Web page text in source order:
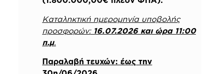
Καταληκτική ημερομηνία υποβολής
προσφορών:16.07.2026 και ώρα 11:00
π.μ.
Παραλαβή τευχών: έως την